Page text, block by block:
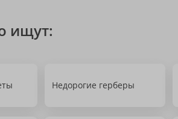
ищут:
Недорогие герберы